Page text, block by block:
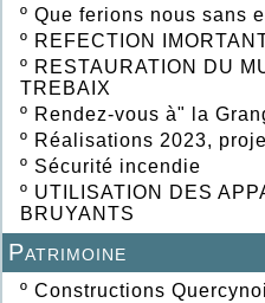
º Que ferions nous sans
º REFECTION
º RESTAURATION DU
TREBAIX
º Rendez-vous à" la
º Réalisations 2023,
º Sécurité incendie
º UTILISATION DES
BRUYANTS
Patrimoine
º Constructions